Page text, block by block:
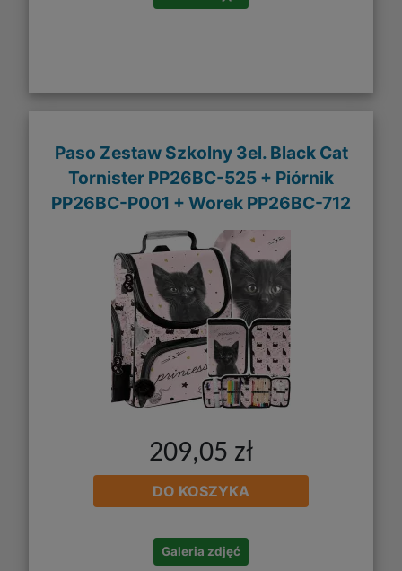
Paso Zestaw Szkolny 3el. Black Cat
Tornister PP26BC-525 + Piórnik
PP26BC-P001 + Worek PP26BC-712
209,05 zł
DO KOSZYKA
Galeria zdjęć